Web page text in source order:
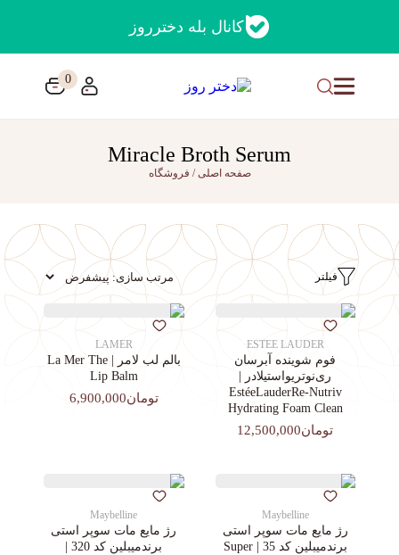
کانال بله دخترروز
0
Miracle Broth Serum
صفحه اصلی/ فروشگاه
فیلتر
ESTEE LAUDER
فوم شوینده آبرسان
ری‌نوتریواستیلادر |
EstéeLauderRe-Nutriv
Hydrating Foam Clean
تومان12,500,000
LAMER
بالم لب لامر | La Mer The
Lip Balm
تومان6,900,000
Maybelline
رژ مایع مات سوپر استی‌
برندمیبلین کد 35 | Super
Maybelline
رژ مایع مات سوپر استی‌
برندمیبلین کد 320 |